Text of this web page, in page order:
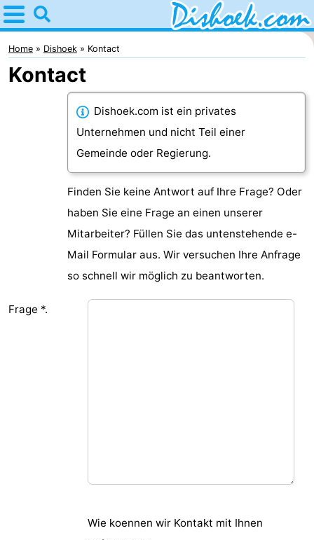
Home
Dishoek
Tipps
Appartements
Home Dishoek Kontact
Kontact
Dishoek.com ist ein privates
Unternehmen und nicht Teil einer
Gemeinde oder Regierung.
Finden Sie keine Antwort auf Ihre Frage? Oder
haben Sie eine Frage an einen unserer
Mitarbeiter? Füllen Sie das untenstehende e-
Mail Formular aus. Wir versuchen Ihre Anfrage
so schnell wir möglich zu beantworten.
Frage *.
Wie koennen wir Kontakt mit Ihnen